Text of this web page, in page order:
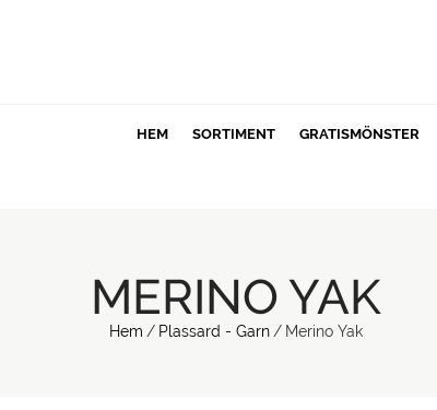
HEM SORTIMENT GRATISMÖNSTER
MERINO YAK
Hem / Plassard - Garn / Merino Yak